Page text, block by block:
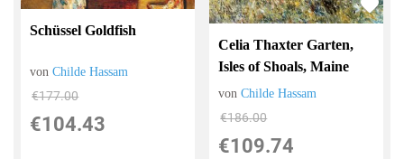
Schüssel Goldfish
vonChilde Hassam
€177.00
€104.43
Celia Thaxter Garten,
Isles of Shoals, Maine
vonChilde Hassam
€186.00
€109.74